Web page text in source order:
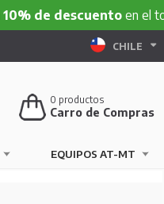
descuentoen el total de tu
CHILE
0 productos
Carro de Compras
EQUIPOS AT-MT